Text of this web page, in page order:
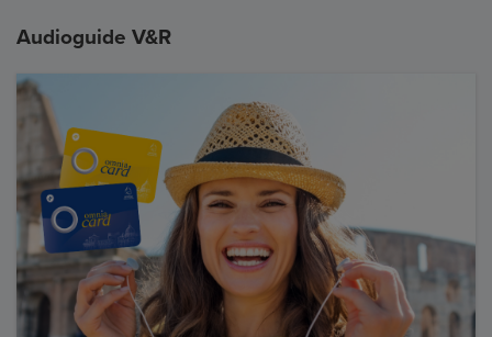
Audioguide V&R